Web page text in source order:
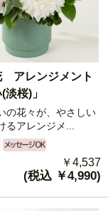
アレンジメント
淡桜)」
の花々が、やさしい
るアレンジメ...
￥4,537
(税込 ￥4,990)